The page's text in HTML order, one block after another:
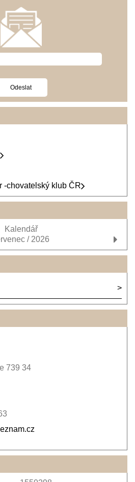
-chovatelský klub ČR
Kalendář
/ 2026
739 34